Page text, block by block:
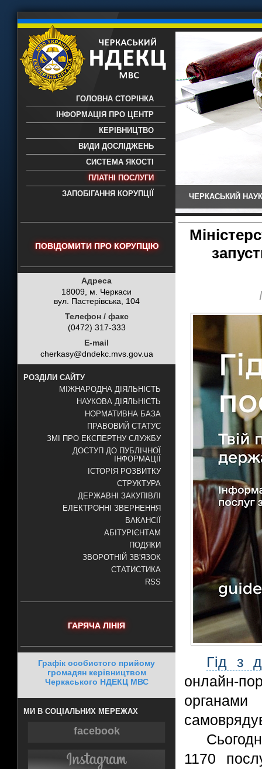
науково-дослідний експертно-
- проведення всих видів судових
експертиз
ГОЛОВНА СТОРІНКА
ІНФОРМАЦІЯ ПРО ЦЕНТР
КЕРІВНИЦТВО
ВИДИ ДОСЛІДЖЕНЬ
СИСТЕМА ЯКОСТІ
ПЛАТНІ ПОСЛУГИ
ЗАПОБІГАННЯ КОРУПЦІЇ
ЧЕРКАСЬКИЙ
ПОВІДОМИТИ ПРО КОРУПЦІЮ
Адреса
18009, м. Черкаси
вул. Пастерівська, 104
Телефон / факс
(0472) 317-333
E-mail
cherkasy@dndekc.mvs.gov.ua
РОЗДІЛИ САЙТУ
МІЖНАРОДНА ДІЯЛЬНІСТЬ
НАУКОВА ДІЯЛЬНІСТЬ
НОРМАТИВНА БАЗА
ПРАВОВИЙ СТАТУС
ЗМІ ПРО ЕКСПЕРТНУ СЛУЖБУ
ДОСТУП ДО ПУБЛІЧНОЇ
ІНФОРМАЦІЇ
ІСТОРІЯ РОЗВИТКУ
СТРУКТУРА
ДЕРЖАВНІ ЗАКУПІВЛІ
ЕЛЕКТРОННІ ЗВЕРНЕННЯ
ВАКАНСІЇ
АБІТУРІЄНТАМ
ПОДЯКИ
ЗВОРОТНІЙ ЗВ'ЯЗОК
СТАТИСТИКА
RSS
ГАРЯЧА ЛІНІЯ
Графік особистого прийому
громадян керівництвом
Черкаського НДЕКЦ МВС
МИ В СОЦІАЛЬНИХ МЕРЕЖАХ
facebook
Гід з
онлайн-
1170